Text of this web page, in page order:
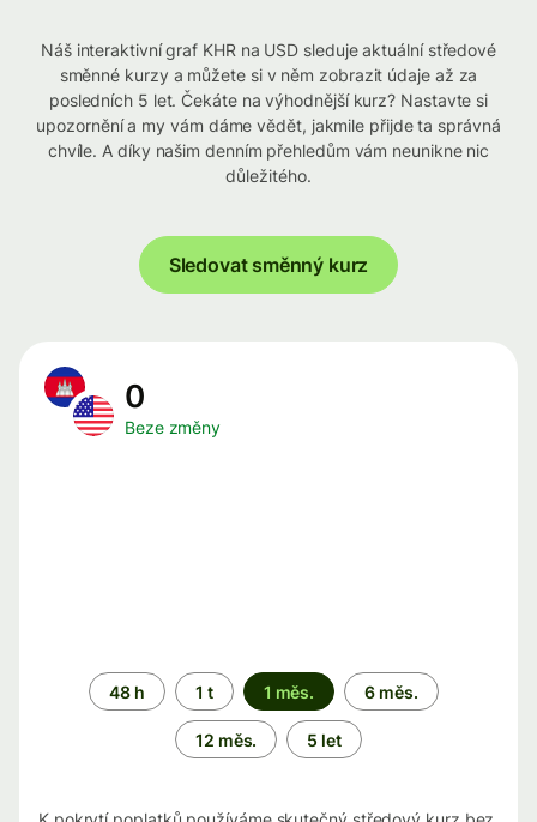
Náš interaktivní graf KHR na USD sleduje aktuální středové
směnné kurzy a můžete si v něm zobrazit údaje až za
posledních 5 let. Čekáte na výhodnější kurz? Nastavte si
upozornění a my vám dáme vědět, jakmile přijde ta správná
chvíle. A díky našim denním přehledům vám neunikne nic
důležitého.
Sledovat směnný kurz
0
Beze změny
Časové
období
48 h 1 t 1 měs. 6 měs.
12 měs. 5 let